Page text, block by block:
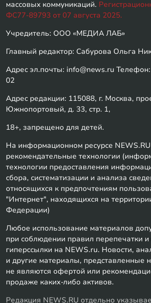
массовых коммуникаций.
ФС77-89793 от 07 августа 2025.
Учредитель: ООО «МЕДИА ЛАБ»
Главный редактор: Сабурова Ольга
Адрес эл.почты: info@news.ru
02
Адрес редакции: 115088, г. Москва,
Южнопортовый, д. 33, стр. 1,
18+, запрещено для детей.
На информационном ресурсе
рекомендательные технологии
технологии предоставления
сбора, систематизации и анализа
относящихся к предпочтениям
"Интернет", находящихся на
Федерации)
Любое использование материалов
при соблюдении правил перепечатки
гиперссылки на NEWS.ru. Новости,
и другие материалы, представленные
не являются офертой или
продаже каких-либо активов.
Редакция NEWS.RU отдельно